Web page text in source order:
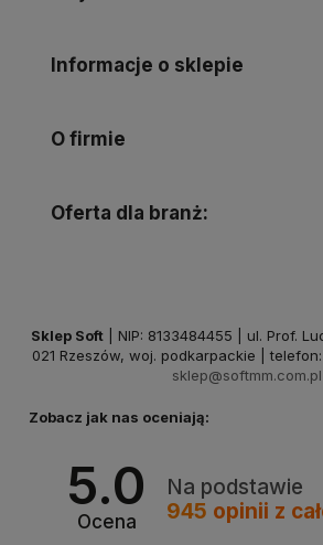
Informacje o sklepie
O firmie
Oferta dla branż:
Sklep Soft | NIP: 8133484455 | ul. Prof.
021 Rzeszów, woj. podkarpackie | telefon:
sklep@softmm.com.pl
Zobacz jak nas oceniają:
5.0
Ocena
Na podstawie
945 opinii z